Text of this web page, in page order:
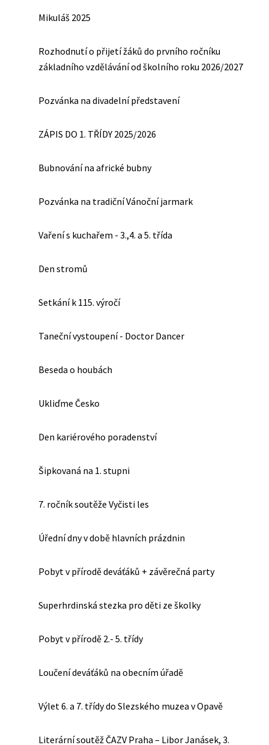
Mikuláš 2025
Rozhodnutí o přijetí žáků do prvního ročníku
základního vzdělávání od školního roku 2026/2027
Pozvánka na divadelní představení
ZÁPIS DO 1. TŘÍDY 2025/2026
Bubnování na africké bubny
Pozvánka na tradiční Vánoční jarmark
Vaření s kuchařem - 3.,4. a 5. třída
Den stromů
Setkání k 115. výročí
Taneční vystoupení - Doctor Dancer
Beseda o houbách
Ukliďme Česko
Den kariérového poradenství
Šipkovaná na 1. stupni
7. ročník soutěže Vyčisti les
Úřední dny v době hlavních prázdnin
Pobyt v přírodě deváťáků + závěrečná party
Superhrdinská stezka pro děti ze školky
Pobyt v přírodě 2.- 5. třídy
Loučení deváťáků na obecním úřadě
Výlet 6. a 7. třídy do Slezského muzea v Opavě
Literární soutěž ČAZV Praha – Libor Janásek, 3.